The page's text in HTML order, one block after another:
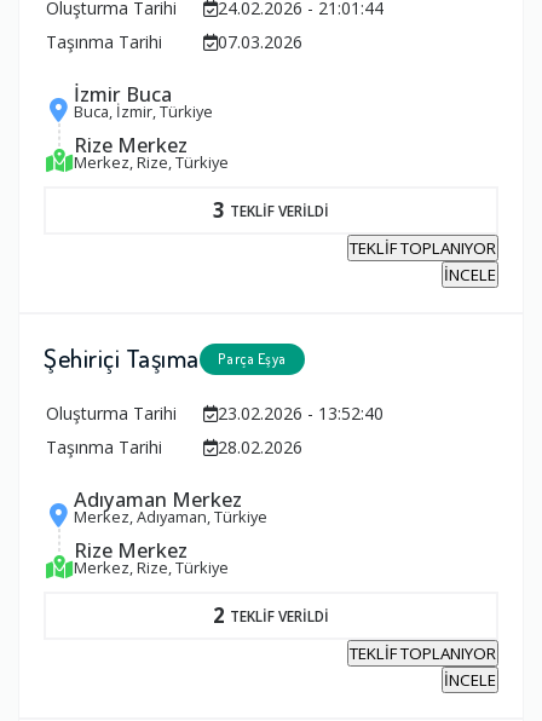
Oluşturma Tarihi
24.02.2026 - 21:01:44
Taşınma Tarihi
07.03.2026
İzmir Buca
Buca, İzmir, Türkiye
Rize Merkez
Merkez, Rize, Türkiye
3 TEKLİF VERİLDİ
TEKLİF TOPLANIYOR
İNCELE
Şehiriçi Taşıma Parça Eşya
Oluşturma Tarihi
23.02.2026 - 13:52:40
Taşınma Tarihi
28.02.2026
Adıyaman Merkez
Merkez, Adıyaman, Türkiye
Rize Merkez
Merkez, Rize, Türkiye
2 TEKLİF VERİLDİ
TEKLİF TOPLANIYOR
İNCELE